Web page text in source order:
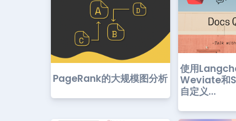
PageRank的大规模图分析
使用
Weviate和
自定义...